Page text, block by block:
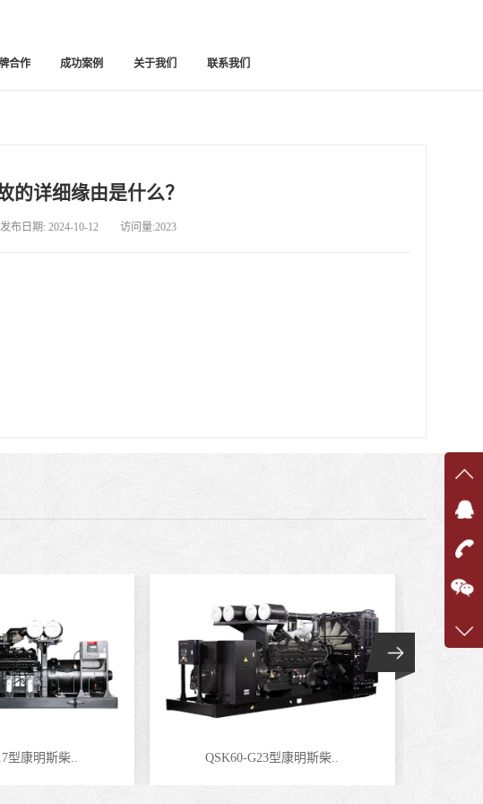
合作 成功案例 关于我们 联系我们
的详细缘由是什么？
布日期: 2024-10-12 访问量:2023
型康明斯柴.. QSK60-G23型康明斯柴..
在线
在
咨询
客服